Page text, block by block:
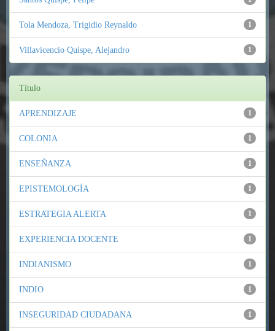
1
Tola Mendoza, Trigidio Reynaldo
1
Villavicencio Quispe, Alejandro
Título
1
APRENDIZAJE
1
COLONIA
1
ENSEÑANZA
1
EPISTEMOLOGÍA
1
ESTRATEGIA ALERTA
1
EXPERIENCIA DOCENTE
1
INDIANISMO
1
INDIO
1
INSEGURIDAD CIUDADANA